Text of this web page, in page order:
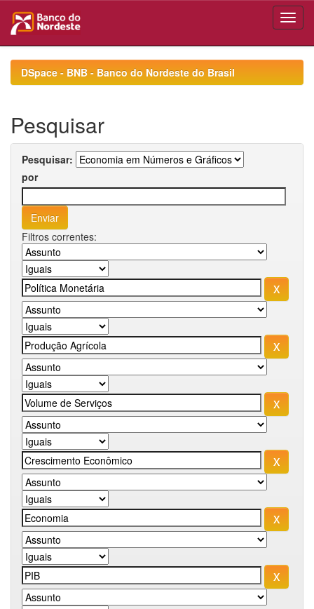
navigationDSpace - BNB - Banco do Nordeste do Brasil
Pesquisar
Pesquisar:
por
Filtros correntes: